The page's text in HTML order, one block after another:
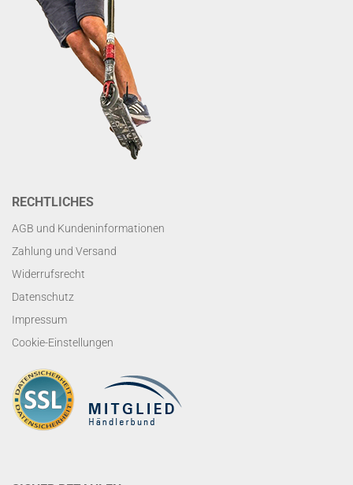
RECHTLICHES
AGB und Kundeninformationen
Zahlung und Versand
Widerrufsrecht
Datenschutz
Impressum
Cookie-Einstellungen